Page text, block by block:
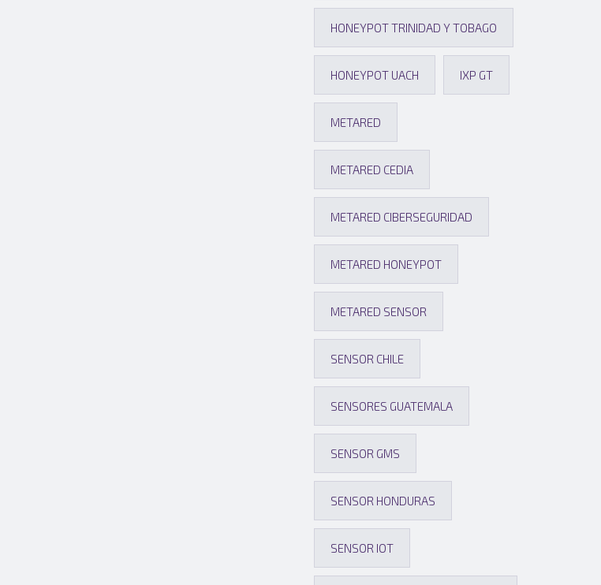
HONEYPOT TRINIDAD Y TOBAGO
HONEYPOT UACH IXP GT
METARED
METARED CEDIA
METARED CIBERSEGURIDAD
METARED HONEYPOT
METARED SENSOR
SENSOR CHILE
SENSORES GUATEMALA
SENSOR GMS
SENSOR HONDURAS
SENSOR IOT